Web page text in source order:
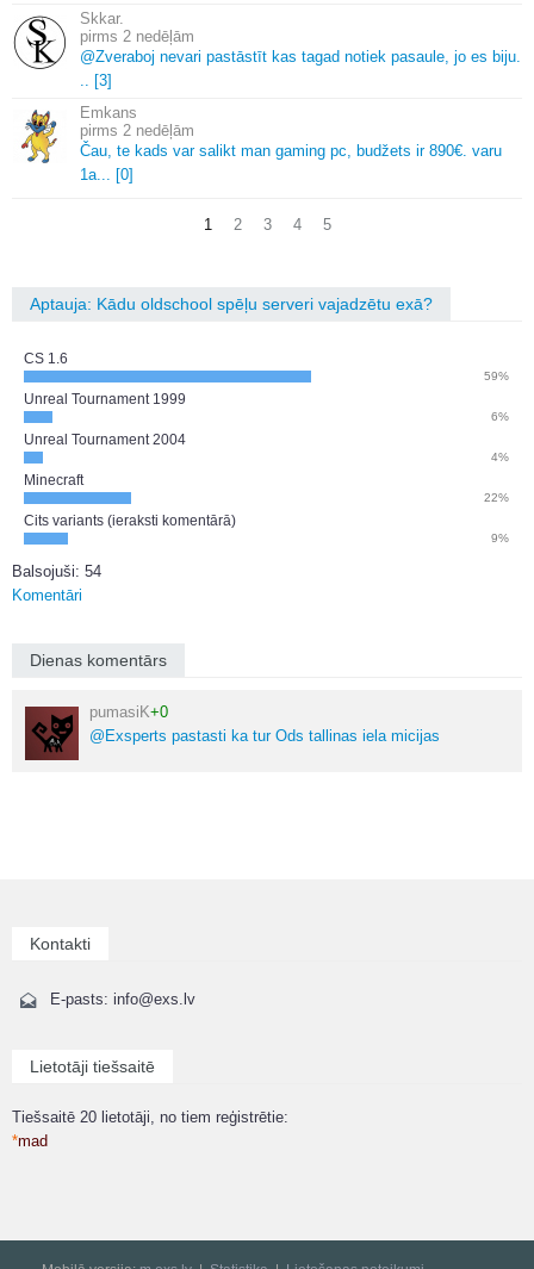
Skkar.
2 nedēļām
@Zveraboj nevari pastāstīt kas tagad notiek pasaule, jo es biju.
.. [3]
Emkans
2 nedēļām
Čau, te kads var salikt man gaming pc, budžets ir 890€. varu
1a... [0]
1 2 3 4 5
Aptauja: Kādu oldschool spēļu serveri vajadzētu exā?
CS 1.6
59%
Unreal Tournament 1999
6%
Unreal Tournament 2004
4%
Minecraft
22%
Cits variants (ieraksti komentārā)
9%
Balsojuši: 54
Komentāri
Dienas komentārs
pumasiK+0
@Exsperts pastasti ka tur Ods tallinas iela micijas
Kontakti
E-pasts: info@exs.lv
Lietotāji tiešsaitē
Tiešsaitē 20 lietotāji, no tiem reģistrētie:
*mad